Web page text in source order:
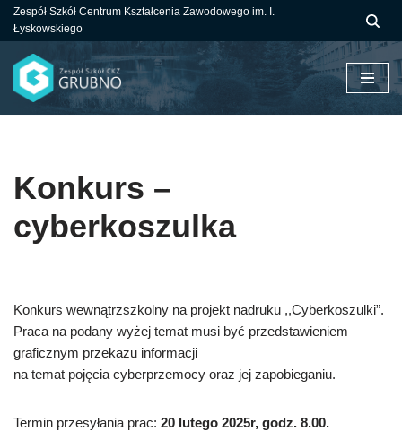
do
treści
Zespół Szkół Centrum Kształcenia Zawodowego im. I.
Łyskowskiego
Konkurs –
cyberkoszulka
Konkurs wewnątrzszkolny na projekt nadruku ,,Cyberkoszulki”.
Praca na podany wyżej temat musi być przedstawieniem
graficznym przekazu informacji
na temat pojęcia cyberprzemocy oraz jej zapobieganiu.
Termin przesyłania prac: 20 lutego 2025r, godz. 8.00.